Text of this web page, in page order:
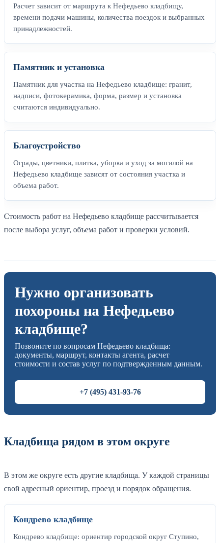
Расчет зависит от маршрута к Нефедьево кладбищу,
времени подачи машины, количества поездок и выбранных
принадлежностей.
Памятник и установка
Памятник для участка на Нефедьево кладбище: гранит,
надписи, фотокерамика, форма, размер и установка
считаются индивидуально.
Благоустройство
Ограды, цветники, плитка, уборка и уход за могилой на
Нефедьево кладбище зависят от состояния участка и
объема работ.
Стоимость работ на Нефедьево кладбище рассчитывается
после выбора услуг, объема работ и проверки условий.
Нужно организовать
похороны на Нефедьево
кладбище?
Позвоните по вопросам Нефедьево кладбища:
документы, маршрут, контакты агента, расчет
стоимости и состав услуг по подтвержденным данным.
+7 (495) 431-93-76
Кладбища рядом в этом округе
В этом же округе есть другие кладбища. У каждой страницы
свой адресный ориентир, проезд и порядок обращения.
Кондрево кладбище
Кондрево кладбище: ориентир городской округ Ступино,